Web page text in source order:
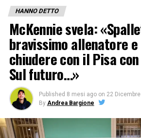
HANNO DETTO
McKennie svela:
bravissimo allenatore
chiudere con il Pisa
Sul futuro…»
Published 8 mesi ago on 22
By Andrea Bargione